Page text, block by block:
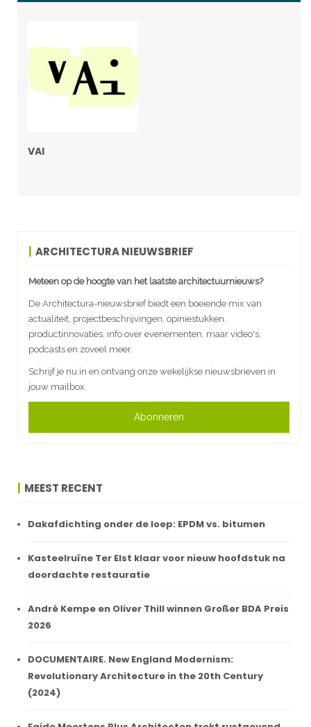
VAI
ARCHITECTURA NIEUWSBRIEF
Meteen op de hoogte van het laatste architectuurnieuws?
De Architectura-nieuwsbrief biedt een boeiende mix van
actualiteit, projectbeschrijvingen, opiniestukken,
productinnovaties, info over evenementen, maar video's,
podcasts en zoveel meer.
Schrijf je nu in en ontvang onze wekelijkse nieuwsbrieven in
jouw mailbox.
Abonneren
MEEST RECENT
Dakafdichting onder de loep: EPDM vs. bitumen
Kasteelruïne Ter Elst klaar voor nieuw hoofdstuk na
doordachte restauratie
André Kempe en Oliver Thill winnen Großer BDA Preis
2026
DOCUMENTAIRE. New England Modernism:
Revolutionary Architecture in the 20th Century
(2024)